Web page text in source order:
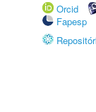
Orcid
Fapesp